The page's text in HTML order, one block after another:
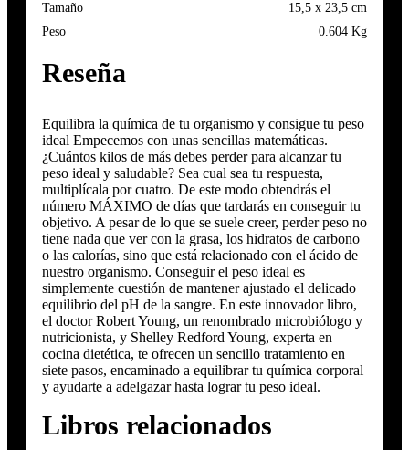
Tamaño
15,5 x 23,5 cm
Peso
0.604 Kg
Reseña
Equilibra la química de tu organismo y consigue tu peso
ideal Empecemos con unas sencillas matemáticas.
¿Cuántos kilos de más debes perder para alcanzar tu
peso ideal y saludable? Sea cual sea tu respuesta,
multiplícala por cuatro. De este modo obtendrás el
número MÁXIMO de días que tardarás en conseguir tu
objetivo. A pesar de lo que se suele creer, perder peso no
tiene nada que ver con la grasa, los hidratos de carbono
o las calorías, sino que está relacionado con el ácido de
nuestro organismo. Conseguir el peso ideal es
simplemente cuestión de mantener ajustado el delicado
equilibrio del pH de la sangre. En este innovador libro,
el doctor Robert Young, un renombrado microbiólogo y
nutricionista, y Shelley Redford Young, experta en
cocina dietética, te ofrecen un sencillo tratamiento en
siete pasos, encaminado a equilibrar tu química corporal
y ayudarte a adelgazar hasta lograr tu peso ideal.
Libros relacionados